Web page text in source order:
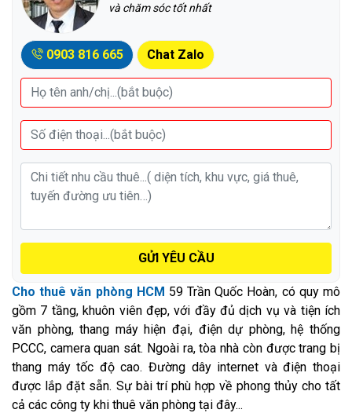
và chăm sóc tốt nhất
0903 816 665 Chat Zalo
GỬI YÊU CẦU
Cho thuê văn phòng HCM 59 Trần Quốc Hoàn, có quy mô
gồm 7 tầng, khuôn viên đẹp, với đầy đủ dịch vụ và tiện ích
văn phòng, thang máy hiện đại, điện dự phòng, hệ thống
PCCC, camera quan sát. Ngoài ra, tòa nhà còn được trang bị
thang máy tốc độ cao. Đường dây internet và điện thoại
được lắp đặt sẵn. Sự bài trí phù hợp về phong thủy cho tất
cả các công ty khi thuê văn phòng tại đây...